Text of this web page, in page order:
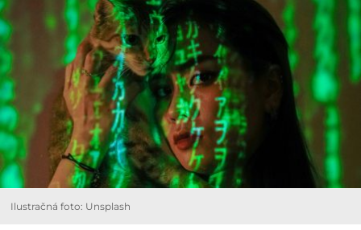
Ilustračná foto: Unsplash